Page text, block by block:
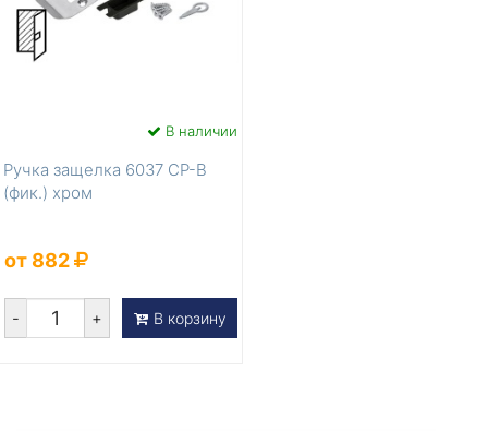
В наличии
Ручка защелка 6037 CP-B
(фик.) хром
от 882
- + В корзину